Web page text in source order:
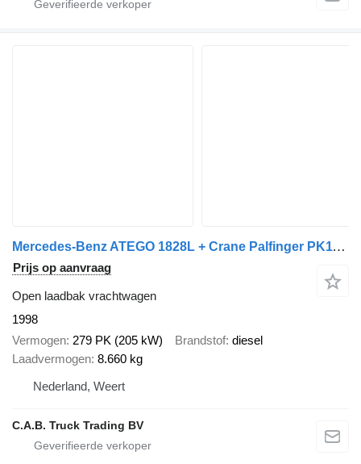
Mercedes-Benz ATEGO 1828L + Crane Palfinger PK11001 A
Prijs op aanvraag
Open laadbak vrachtwagen
1998
Vermogen 279 PK (205 kW) Brandstof diesel
Laadvermogen 8.660 kg
Nederland, Weert
C.A.B. Truck Trading BV